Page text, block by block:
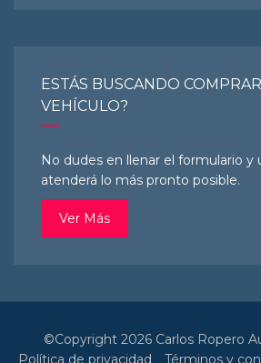
ESTÁS BUSCANDO
VEHÍCULO?
No dudes en llenar el formulario y
atenderá lo más pronto posible.
Ver Más
©Copyright 2026 Carlos Ropero
Política de privacidad
Términos y